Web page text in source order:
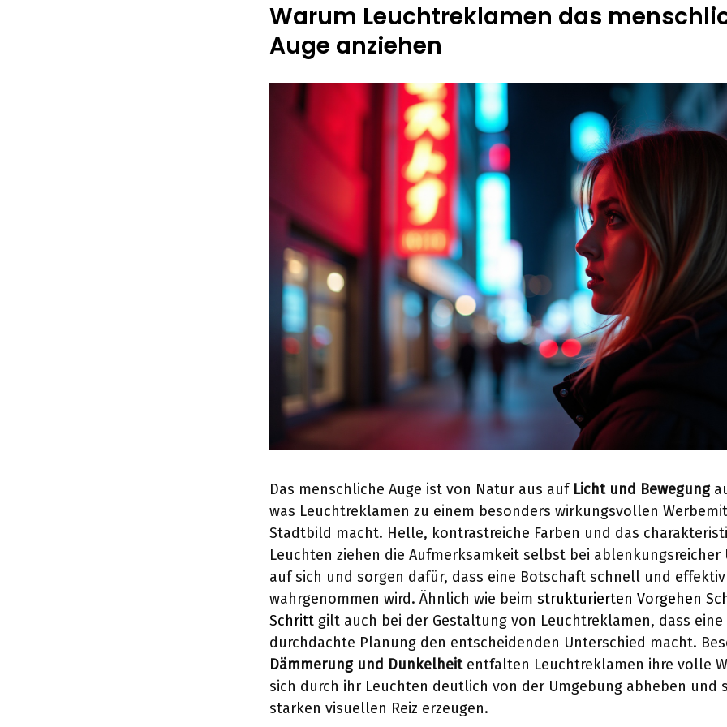
Warum Leuchtreklamen das
Auge anziehen
Das menschliche Auge ist von Natur aus auf Licht und Bewegung
was Leuchtreklamen zu einem besonders wirkungsvollen
Stadtbild macht. Helle, kontrastreiche Farben und das
Leuchten ziehen die Aufmerksamkeit selbst bei ablenkungsreicher
auf sich und sorgen dafür, dass eine Botschaft schnell und effektiv
wahrgenommen wird. Ähnlich wie beim strukturierten Vorgehen
Schritt gilt auch bei der Gestaltung von Leuchtreklamen, dass
durchdachte Planung den entscheidenden Unterschied macht.
Dämmerung und Dunkelheitentfalten Leuchtreklamen ihre volle
sich durch ihr Leuchten deutlich von der Umgebung abheben und
starken visuellen Reiz erzeugen.